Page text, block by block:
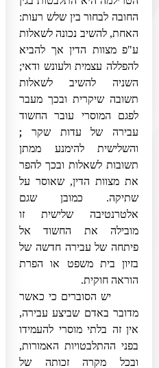
החובה לבחור בין שלש רעות:
האחת, להשיב נכונה לשאלות
ע"פ מצוות הדין אך להביא
להפללה עצמית ולעונש ודאי;
השניה להשיב לשאלות
תשובה שיקרית ובכך מעבר
לפגם המוסרי עובר החשוד
עבירה של עדות שקר
והשלישית להימנע ממתן
תשובות לשאלות ובכך להפר
את מצוות הדין, שאוסר על
שתיקה. כמובן שגם
אלטרנטיבה שלישית זו
מובילה את החשוד אל
פיתחה של עבירה חדשה של
בזיון בית משפט או הפרת
הוראה חוקית.
יש הסוברים כי כאשר
מדובר באדם שביצע עבירה,
אין זה בלתי מוסרי להעמידו
בפני ההתלבטויות האמורות,
ובכל מקרה זכותה של